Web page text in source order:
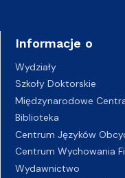
Informacje o
Wydziały
Szkoły Doktorskie
Międzynarodowe
Biblioteka
Centrum Języków
Centrum Wychowania
Wydawnictwo